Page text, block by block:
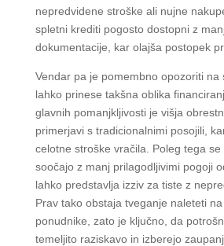
nepredvidene stroške ali nujne
spletni krediti pogosto dostopni z
dokumentacije, kar olajša postopek
Vendar pa je pomembno opozoriti na
lahko prinese takšna oblika
glavnih pomanjkljivosti je višja
primerjavi s tradicionalnimi posojili,
celotne stroške vračila. Poleg tega se
soočajo z manj prilagodljivimi pogoji
lahko predstavlja izziv za tiste z
Prav tako obstaja tveganje naleteti
ponudnike, zato je ključno, da
temeljito raziskavo in izberejo